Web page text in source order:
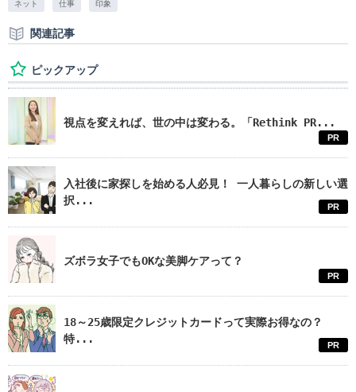
ネット 仕事 印象
関連記事
ピックアップ
視点を変えれば、世の中は変わる。「Rethink PR...
PR
入社後に家探しを始める人必見！ 一人暮らしの新しい選
択...
PR
ズボラ女子でもOKな美脚ケアって？
PR
18～25歳限定クレジットカードって実際お得なの？
特...
PR